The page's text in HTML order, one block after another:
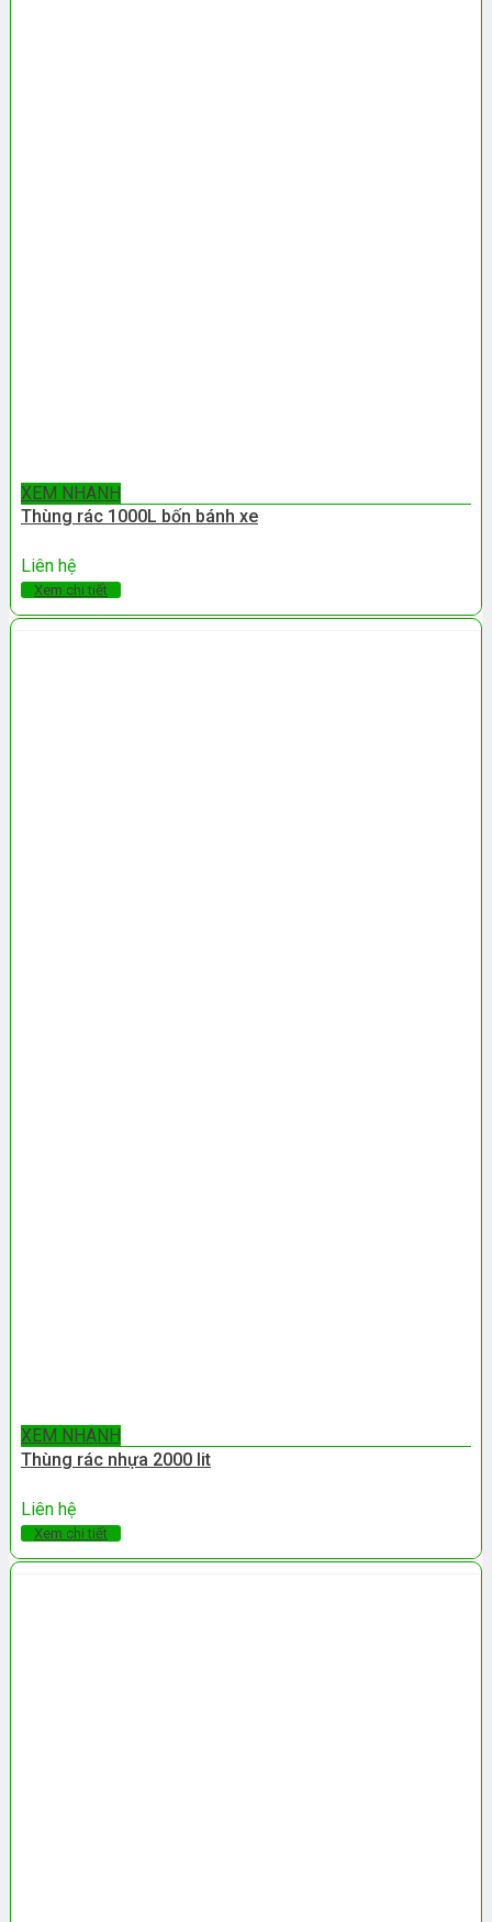
XEM NHANH
Thùng rác 1000L bốn bánh xe
Liên hệ
Xem chi tiết
XEM NHANH
Thùng rác nhựa 2000 lit
Liên hệ
Xem chi tiết